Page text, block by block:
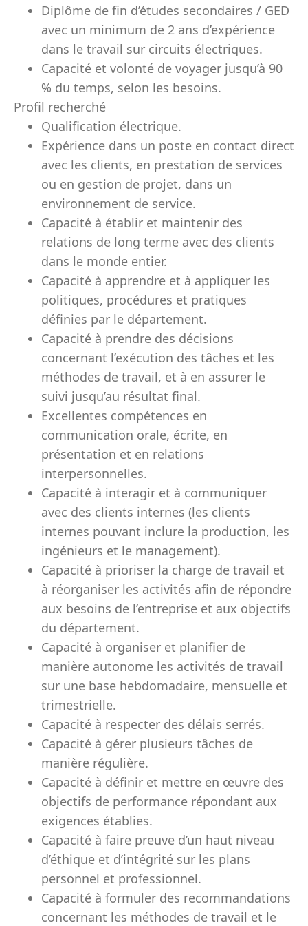
Diplôme de fin d’études secondaires / GED
avec un minimum de 2 ans d’expérience
dans le travail sur circuits électriques.
Capacité et volonté de voyager jusqu’à 90
% du temps, selon les besoins.
Profil recherché
Qualification électrique.
Expérience dans un poste en contact direct
avec les clients, en prestation de services
ou en gestion de projet, dans un
environnement de service.
Capacité à établir et maintenir des
relations de long terme avec des clients
dans le monde entier.
Capacité à apprendre et à appliquer les
politiques, procédures et pratiques
définies par le département.
Capacité à prendre des décisions
concernant l’exécution des tâches et les
méthodes de travail, et à en assurer le
suivi jusqu’au résultat final.
Excellentes compétences en
communication orale, écrite, en
présentation et en relations
interpersonnelles.
Capacité à interagir et à communiquer
avec des clients internes (les clients
internes pouvant inclure la production, les
ingénieurs et le management).
Capacité à prioriser la charge de travail et
à réorganiser les activités afin de répondre
aux besoins de l’entreprise et aux objectifs
du département.
Capacité à organiser et planifier de
manière autonome les activités de travail
sur une base hebdomadaire, mensuelle et
trimestrielle.
Capacité à respecter des délais serrés.
Capacité à gérer plusieurs tâches de
manière régulière.
Capacité à définir et mettre en œuvre des
objectifs de performance répondant aux
exigences établies.
Capacité à faire preuve d’un haut niveau
d’éthique et d’intégrité sur les plans
personnel et professionnel.
Capacité à formuler des recommandations
concernant les méthodes de travail et le